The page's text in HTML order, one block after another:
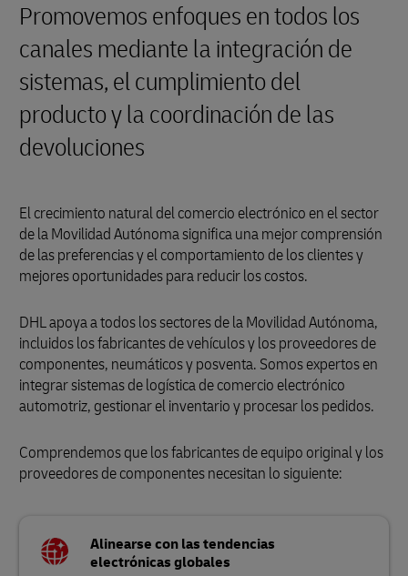
Promovemos enfoques en todos los
canales mediante la integración de
sistemas, el cumplimiento del
producto y la coordinación de las
devoluciones
El crecimiento natural del comercio electrónico en el sector
de la Movilidad Autónoma significa una mejor comprensión
de las preferencias y el comportamiento de los clientes y
mejores oportunidades para reducir los costos.
DHL apoya a todos los sectores de la Movilidad Autónoma,
incluidos los fabricantes de vehículos y los proveedores de
componentes, neumáticos y posventa. Somos expertos en
integrar sistemas de logística de comercio electrónico
automotriz, gestionar el inventario y procesar los pedidos.
Comprendemos que los fabricantes de equipo original y los
proveedores de componentes necesitan lo siguiente:
Alinearse con las tendencias
electrónicas globales